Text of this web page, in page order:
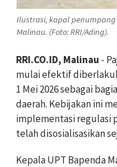
Ilustrasi, kapal
Malinau. (Foto: RRI/Ading).
RRI.CO.ID, Malinau -
mulai efektif
1 Mei 2026 sebagai
daerah. Kebijakan ini
implementasi regulasi
telah disosialisasikan
‎Kepala UPT Bapenda